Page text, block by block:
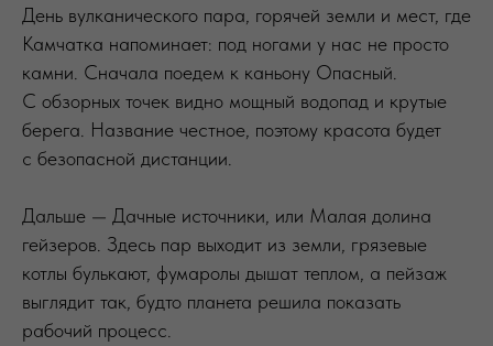
День вулканического пара, горячей земли и мест, где
Камчатка напоминает: под ногами у нас не просто
камни. Сначала поедем к каньону Опасный.
С обзорных точек видно мощный водопад и крутые
берега. Название честное, поэтому красота будет
с безопасной дистанции.
Дальше — Дачные источники, или Малая долина
гейзеров. Здесь пар выходит из земли, грязевые
котлы булькают, фумаролы дышат теплом, а пейзаж
выглядит так, будто планета решила показать
рабочий процесс.